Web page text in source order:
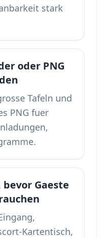
stark
oder PNG
Tafeln und
PNG fuer
Gaeste
Kartentisch,